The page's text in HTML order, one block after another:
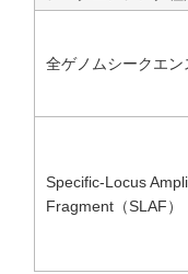
全ゲノムシークエン
Specific-Locus
Fragment（SLAF）